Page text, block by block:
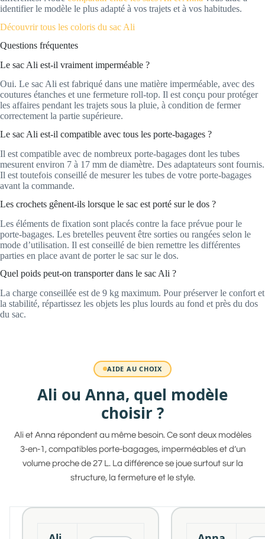
identifier le modèle le plus adapté à vos trajets et à vos habitudes.
Découvrir tous les coloris du sac Ali
Questions fréquentes
Le sac Ali est-il vraiment imperméable ?
Oui. Le sac Ali est fabriqué dans une matière imperméable, avec des
coutures étanches et une fermeture roll-top. Il est conçu pour protéger
les affaires pendant les trajets sous la pluie, à condition de fermer
correctement la partie supérieure.
Le sac Ali est-il compatible avec tous les porte-bagages ?
Il est compatible avec de nombreux porte-bagages dont les tubes
mesurent environ 7 à 17 mm de diamètre. Des adaptateurs sont fournis.
Il est toutefois conseillé de mesurer les tubes de votre porte-bagages
avant la commande.
Les crochets gênent-ils lorsque le sac est porté sur le dos ?
Les éléments de fixation sont placés contre la face prévue pour le
porte-bagages. Les bretelles peuvent être sorties ou rangées selon le
mode d’utilisation. Il est conseillé de bien remettre les différentes
parties en place avant de porter le sac sur le dos.
Quel poids peut-on transporter dans le sac Ali ?
La charge conseillée est de 9 kg maximum. Pour préserver le confort et
la stabilité, répartissez les objets les plus lourds au fond et près du dos
du sac.
AIDE AU CHOIX
Ali ou Anna, quel modèle
choisir ?
Ali et Anna répondent au même besoin. Ce sont deux modèles
3-en-1, compatibles porte-bagages, imperméables et d’un
volume proche de 27 L. La différence se joue surtout sur la
structure, la fermeture et le style.